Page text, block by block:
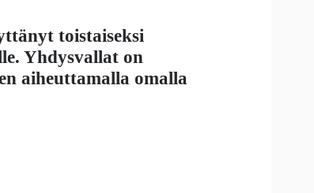
toistaiseksi
Yhdysvallat on
aiheuttamalla omalla